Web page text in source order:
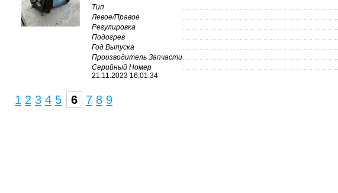
Тип
Левое/Правое
Регулировка
Подогрев
Год Выпуска
Производитель Запчасти
Серийный Номер
21.11.2023 16:01:34
1 2 3 4 5 6 7 8 9